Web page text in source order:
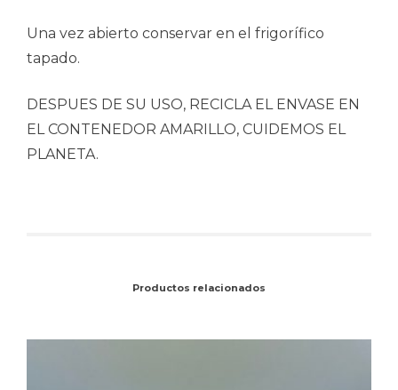
Una vez abierto conservar en el frigorífico
tapado.
DESPUES DE SU USO, RECICLA EL ENVASE EN
EL CONTENEDOR AMARILLO, CUIDEMOS EL
PLANETA.
Productos relacionados